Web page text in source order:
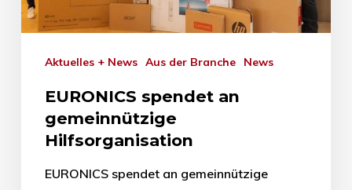
Aktuelles + News Aus der Branche News
EURONICS spendet an
gemeinnützige
Hilfsorganisation
EURONICS spendet an gemeinnützige